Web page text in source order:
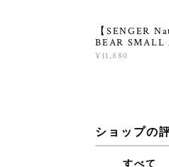
【SENGER
BEAR SMALL
¥11,880
ショップの
すべて